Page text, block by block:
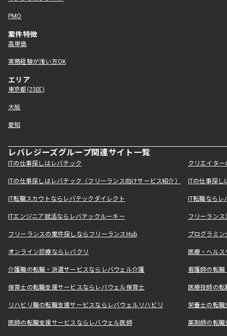
PMO
案件特徴
高単価
実務経験が浅い方OK
エリア
東京都(23区)
大阪
愛知
レバレジーズグループ関連サイト一覧
ITの仕事探しはレバテック クリエイタ
ITの仕事探しはレバテック（フリーランス向けサービス紹介） ITの仕事探
IT転職スカウトならレバテックダイレクト IT転職なら
ITエンジニア就活ならレバテックルーキー フリーラン
フリーランスの案件探しならフリーランスHub プログラミ
オンライン診療ならレバクリ 医療・ヘル
介護職の転職・派遣サービスならレバウェル介護 看護師の転
保育士の転職支援サービスならレバウェル保育士 医療技師の
リハビリ職の転職支援サービスならレバウェルリハビリ 栄養士の転
医師の転職支援サービスならレバウェル医師 薬剤師の転